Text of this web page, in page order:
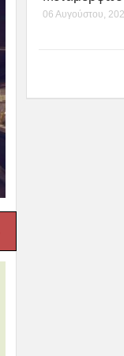
06 Αυγούστου,